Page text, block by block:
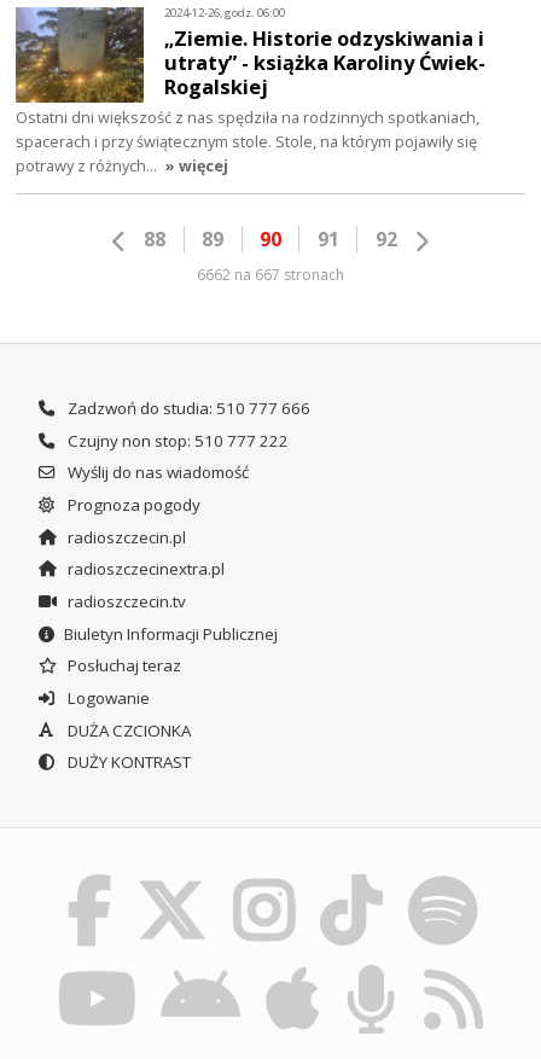
2024-12-26, godz. 06:00
„Ziemie. Historie odzyskiwania i
utraty” - książka Karoliny Ćwiek-
Rogalskiej
Ostatni dni większość z nas spędziła na rodzinnych spotkaniach,
spacerach i przy świątecznym stole. Stole, na którym pojawiły się
potrawy z różnych… » więcej
88 89 90 91 92
6662 na 667 stronach
Zadzwoń do studia: 510 777 666
Czujny non stop: 510 777 222
Wyślij do nas wiadomość
Prognoza pogody
radioszczecin.pl
radioszczecinextra.pl
radioszczecin.tv
Biuletyn Informacji Publicznej
Posłuchaj teraz
Logowanie
DUŻA CZCIONKA
DUŻY KONTRAST